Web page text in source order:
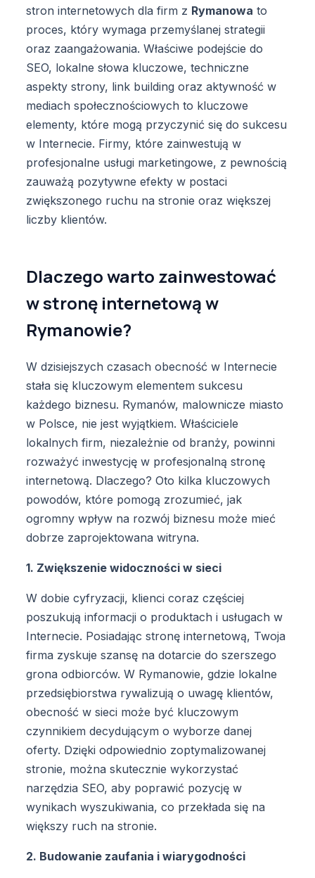
stron internetowych dla firm z Rymanowa to
proces, który wymaga przemyślanej strategii
oraz zaangażowania. Właściwe podejście do
SEO, lokalne słowa kluczowe, techniczne
aspekty strony, link building oraz aktywność w
mediach społecznościowych to kluczowe
elementy, które mogą przyczynić się do sukcesu
w Internecie. Firmy, które zainwestują w
profesjonalne usługi marketingowe, z pewnością
zauważą pozytywne efekty w postaci
zwiększonego ruchu na stronie oraz większej
liczby klientów.
Dlaczego warto zainwestować
w stronę internetową w
Rymanowie?
W dzisiejszych czasach obecność w Internecie
stała się kluczowym elementem sukcesu
każdego biznesu. Rymanów, malownicze miasto
w Polsce, nie jest wyjątkiem. Właściciele
lokalnych firm, niezależnie od branży, powinni
rozważyć inwestycję w profesjonalną stronę
internetową. Dlaczego? Oto kilka kluczowych
powodów, które pomogą zrozumieć, jak
ogromny wpływ na rozwój biznesu może mieć
dobrze zaprojektowana witryna.
1. Zwiększenie widoczności w sieci
W dobie cyfryzacji, klienci coraz częściej
poszukują informacji o produktach i usługach w
Internecie. Posiadając stronę internetową, Twoja
firma zyskuje szansę na dotarcie do szerszego
grona odbiorców. W Rymanowie, gdzie lokalne
przedsiębiorstwa rywalizują o uwagę klientów,
obecność w sieci może być kluczowym
czynnikiem decydującym o wyborze danej
oferty. Dzięki odpowiednio zoptymalizowanej
stronie, można skutecznie wykorzystać
narzędzia SEO, aby poprawić pozycję w
wynikach wyszukiwania, co przekłada się na
większy ruch na stronie.
2. Budowanie zaufania i wiarygodności